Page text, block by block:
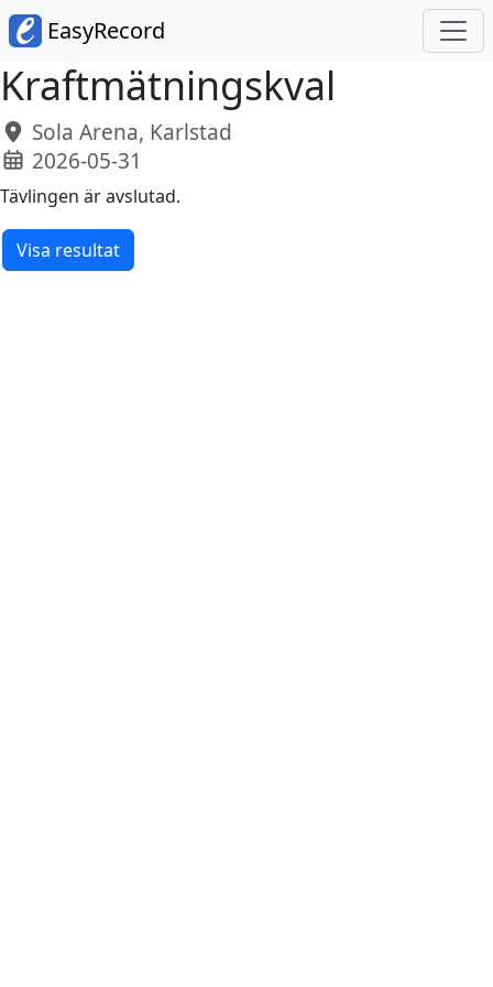
EasyRecord
Kraftmätningskval
Sola Arena, Karlstad
2026-05-31
Tävlingen är avslutad.
Visa resultat